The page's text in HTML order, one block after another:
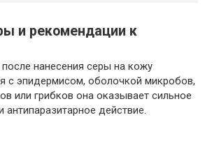
и рекомендации к
нанесения серы на кожу
с эпидермисом, оболочкой микробов,
или грибков она оказывает сильное
антипаразитарное действие.